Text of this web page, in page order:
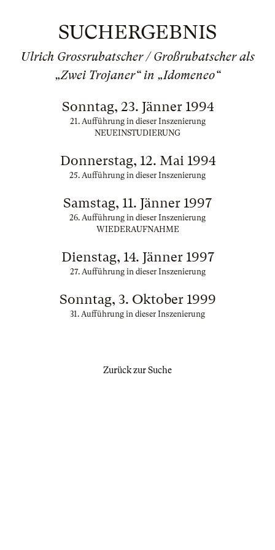
SUCHERGEBNIS
Ulrich Grossrubatscher / Großrubatscher als
„Zwei Trojaner“ in „Idomeneo“
Sonntag, 23. Jänner 1994
21. Aufführung in dieser Inszenierung
NEUEINSTUDIERUNG
Donnerstag, 12. Mai 1994
25. Aufführung in dieser Inszenierung
Samstag, 11. Jänner 1997
26. Aufführung in dieser Inszenierung
WIEDERAUFNAHME
Dienstag, 14. Jänner 1997
27. Aufführung in dieser Inszenierung
Sonntag, 3. Oktober 1999
31. Aufführung in dieser Inszenierung
Zurück zur Suche